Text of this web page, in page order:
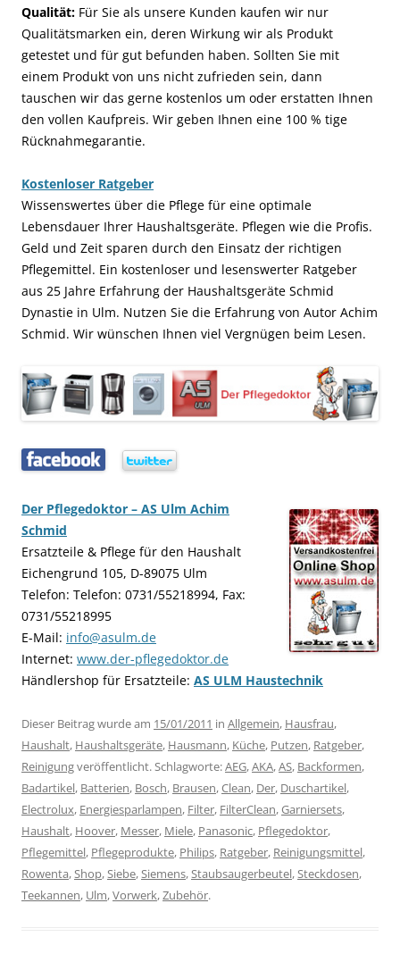
Qualität: Für Sie als unsere Kunden kaufen wir nur
Qualitätsmarken ein, deren Wirkung wir als Produkt
getestet und für gut befunden haben. Sollten Sie mit
einem Produkt von uns nicht zufrieden sein, dann
tauschen wir das gerne kostenlos um oder erstatten Ihnen
den vollen Kaufpreis. Wir geben Ihnen eine 100 % tige
Rücknahmegarantie.
Kostenloser Ratgeber
Wissenswertes über die Pflege für eine optimale
Lebensdauer Ihrer Haushaltsgeräte. Pflegen wie die Profis.
Geld und Zeit sparen durch den Einsatz der richtigen
Pflegemittel. Ein kostenloser und lesenswerter Ratgeber
aus 25 Jahre Erfahrung der Haushaltsgeräte Schmid
Dynastie in Ulm. Nutzen Sie die Erfahrung von Autor Achim
Schmid. Wir wünschen Ihnen viel Vergnügen beim Lesen.
Der Pflegedoktor – AS Ulm Achim
Schmid
Ersatzteile & Pflege für den Haushalt
Eichengrund 105, D-89075 Ulm
Telefon: Telefon: 0731/55218994, Fax:
0731/55218995
E-Mail: info@asulm.de
Internet: www.der-pflegedoktor.de
Händlershop für Ersatzteile: AS ULM Haustechnik
Dieser Beitrag wurde am 15/01/2011 in Allgemein, Hausfrau,
Haushalt, Haushaltsgeräte, Hausmann, Küche, Putzen, Ratgeber,
Reinigungveröffentlicht. Schlagworte:AEG,AKA,AS, Backformen,
Badartikel, Batterien, Bosch, Brausen,Clean, Der, Duschartikel,
Electrolux, Energiesparlampen, Filter, FilterClean,Garniersets,
Haushalt, Hoover, Messer, Miele, Panasonic, Pflegedoktor,
Pflegemittel, Pflegeprodukte, Philips, Ratgeber, Reinigungsmittel,
Rowenta,Shop,Siebe,Siemens,Staubsaugerbeutel,Steckdosen,
Teekannen, Ulm,Vorwerk,Zubehör.